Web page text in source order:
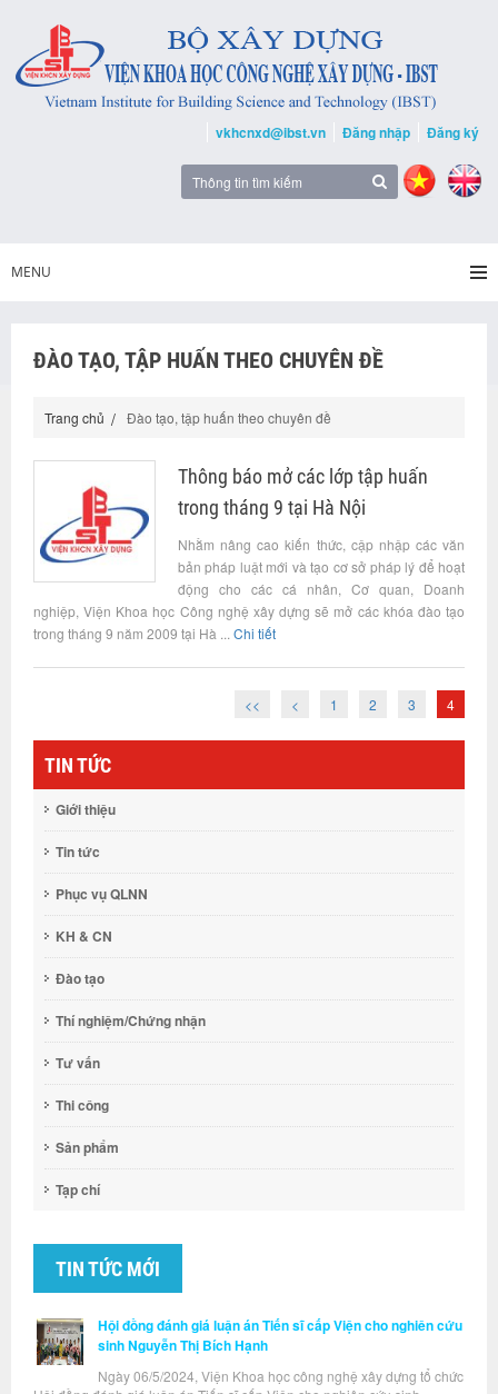
vkhcnxd@ibst.vn Đăng nhập Đăng ký
MENU
ĐÀO TẠO, TẬP HUẤN THEO CHUYÊN ĐỀ
Trang chủ Đào tạo, tập huấn theo chuyên đề
Thông báo mở các lớp tập huấn
trong tháng 9 tại Hà Nội
Nhằm nâng cao kiến thức, cập nhập các văn
bản pháp luật mới và tạo cơ sở pháp lý để hoạt
động cho các cá nhân, Cơ quan, Doanh
nghiệp, Viện Khoa học Công nghệ xây dựng sẽ mở các khóa đào tạo
trong tháng 9 năm 2009 tại Hà ... Chi tiết
<< < 1 2 3 4
TIN TỨC
Giới thiệu
Tin tức
Phục vụ QLNN
KH & CN
Đào tạo
Thí nghiệm/Chứng nhận
Tư vấn
Thi công
Sản phẩm
Tạp chí
TIN TỨC MỚI
Hội đồng đánh giá luận án Tiến sĩ cấp Viện cho nghiên cứu
sinh Nguyễn Thị Bích Hạnh
Ngày 06/5/2024, Viện Khoa học công nghệ xây dựng tổ chức